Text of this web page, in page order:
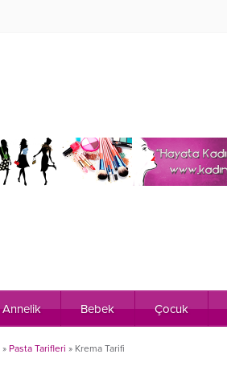
Annelik Bebek Çocuk
» Pasta Tarifleri » Krema Tarifi